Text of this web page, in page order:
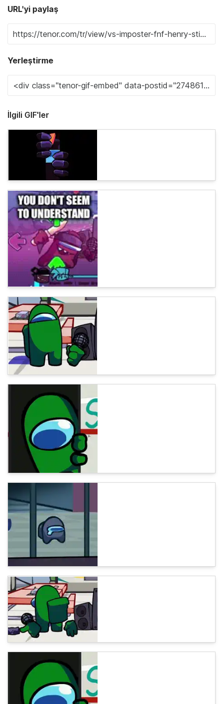
URL'yi paylaş
Yerleştirme
İlgili GIF'ler